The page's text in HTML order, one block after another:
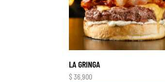
LA GRINGA
$ 36.900